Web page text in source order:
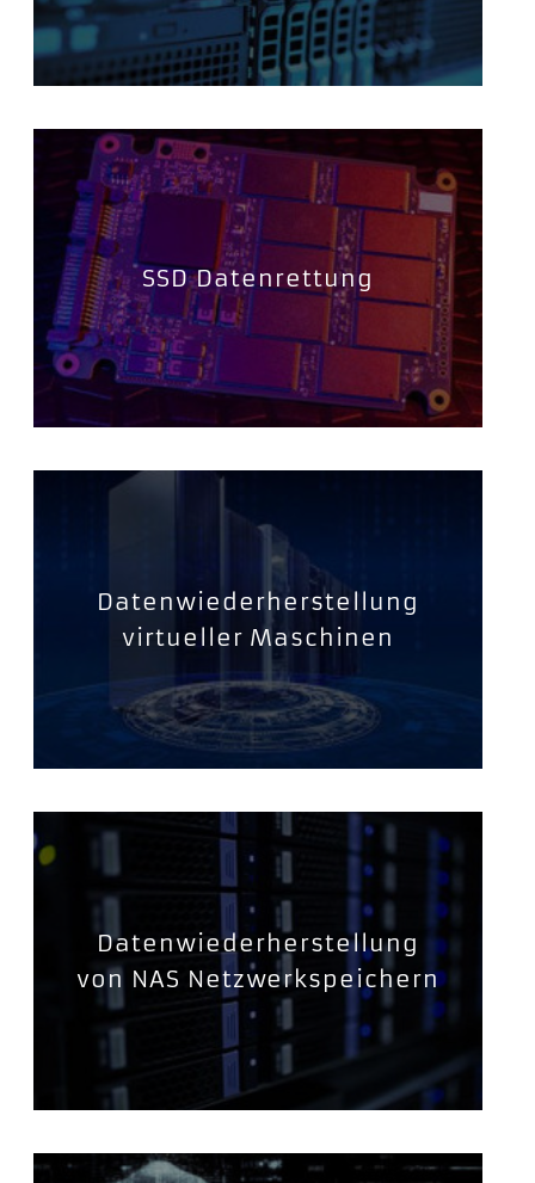
SSD Datenrettung
Datenwiederherstellung
virtueller Maschinen
Datenwiederherstellung
von NAS Netzwerkspeichern